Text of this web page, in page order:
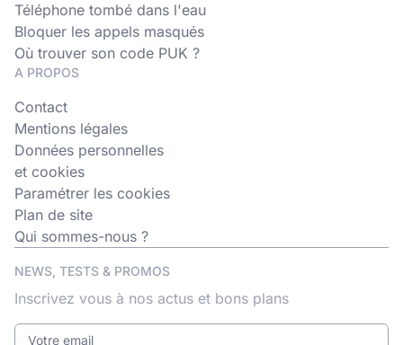
Téléphone tombé dans l'eau
Bloquer les appels masqués
Où trouver son code PUK ?
A PROPOS
Contact
Mentions légales
Données personnelles
et cookies
Paramétrer les cookies
Plan de site
Qui sommes-nous ?
NEWS, TESTS & PROMOS
Inscrivez vous à nos actus et bons plans